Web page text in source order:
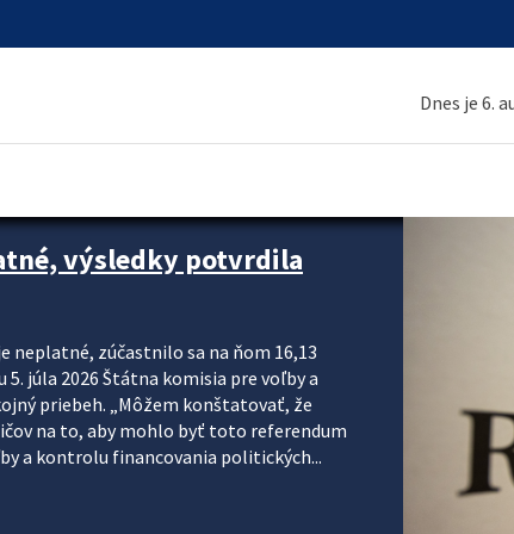
Dnes je 6.
výsledky potvrdila
neplatné, zúčastnilo sa na ňom 16,13
júla 2026 Štátna komisia pre voľby a
priebeh. „Môžem konštatovať, že
na to, aby mohlo byť toto referendum
a kontrolu financovania politických...